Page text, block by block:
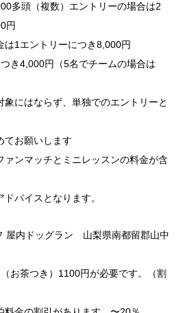
多頭（複数）エントリーの場合は2
円
は1エントリーにつき8,000円
き4,000円（5名でチームの場合は
にはならず、単独でのエントリーと
てお願いします
ンマッチとミニレッスンの料金が含
バイスとなります。
屋内ドッグラン 山梨県南都留郡山中
お茶つき）1100円が必要です。（割